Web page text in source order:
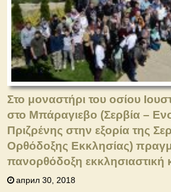
Στο μοναστήρι του οσίου
στο Μπάραγιεβο (Σερβία –
Πριζρένης στην εξορία της
Ορθόδοξης Εκκλησίας)
πανορθόδοξη εκκλησιαστική
април 30, 2018